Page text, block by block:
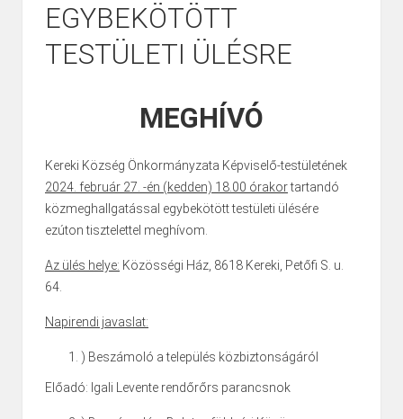
EGYBEKÖTÖTT
TESTÜLETI ÜLÉSRE
MEGHÍVÓ
Kereki Község Önkormányzata Képviselő-testületének
2024. február 27. -én (kedden) 18.00 órakortartandó
közmeghallgatással egybekötött testületi ülésére
ezúton tisztelettel meghívom.
Az ülés helye: Közösségi Ház, 8618 Kereki, Petőfi S. u.
64.
Napirendi javaslat:
) Beszámoló a település közbiztonságáról
Előadó: Igali Levente rendőrőrs parancsnok